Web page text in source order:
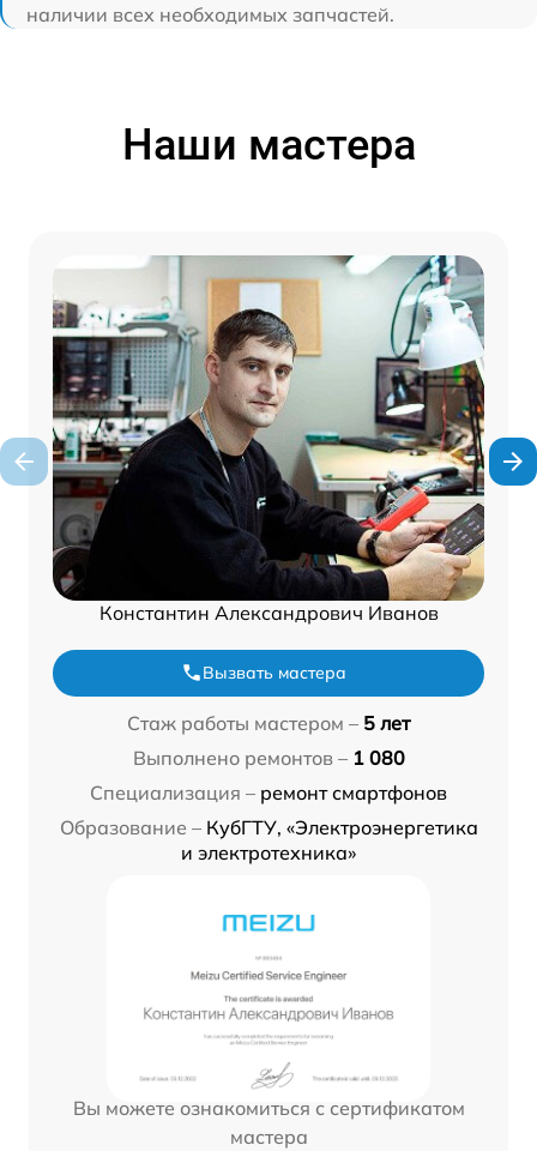
наличии всех необходимых запчастей.
Наши мастера
Константин Александрович Иванов
Вызвать мастера
Стаж работы мастером – 5 лет
Выполнено ремонтов – 1 080
Специализация – ремонт смартфонов
Образование – КубГТУ, «Электроэнергетика
и электротехника»
Вы можете ознакомиться с сертификатом
мастера